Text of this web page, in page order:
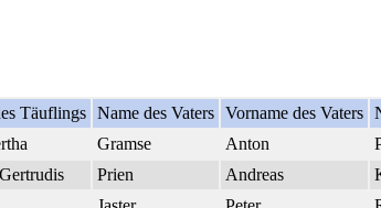
Täuflings Name des Vaters Vorname des Vaters
Gramse Anton
Prien Andreas